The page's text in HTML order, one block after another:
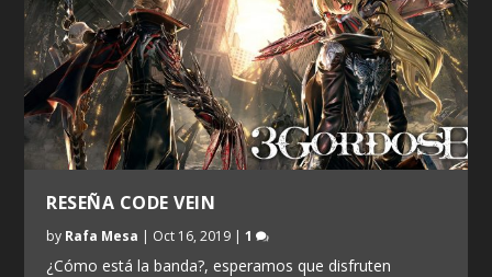
RESEÑA CODE VEIN
by Rafa Mesa | Oct 16, 2019 |1
¿Cómo está la banda?, esperamos que disfruten